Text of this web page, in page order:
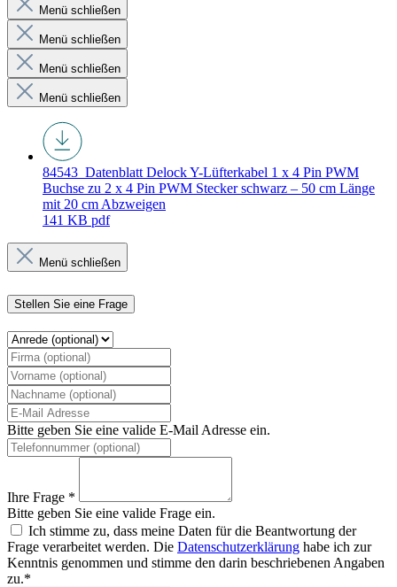
Menü schließen
Menü schließen
Menü schließen
Menü schließen
84543_Datenblatt Delock Y-Lüfterkabel 1 x 4 Pin PWM
Buchse zu 2 x 4 Pin PWM Stecker schwarz – 50 cm Länge
mit 20 cm Abzweigen
141 KB pdf
Menü schließen
Stellen Sie eine Frage
Bitte geben Sie eine valide E-Mail Adresse ein.
Ihre Frage *
Bitte geben Sie eine valide Frage ein.
Ich stimme zu, dass meine Daten für die Beantwortung der
Frage verarbeitet werden. Die Datenschutzerklärung habe ich zur
Kenntnis genommen und stimme den darin beschriebenen Angaben
zu.*